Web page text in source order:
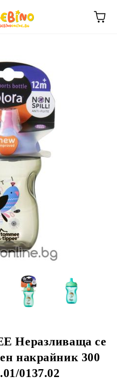
Неразливаща се
накрайник 300
0137.02